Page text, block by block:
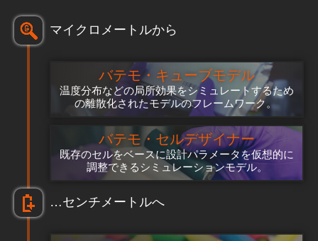
マイクロメートルから
バテモ・キューブモデル
温度分布などの局所効果をシミュレートするため
の離散化されたモデルのフレームワーク。
バテモ・セルデザイナー
既存のセルをベースに設計パラメータを仮想的に
調整できるシミュレーションモデル。
…センチメートルへ